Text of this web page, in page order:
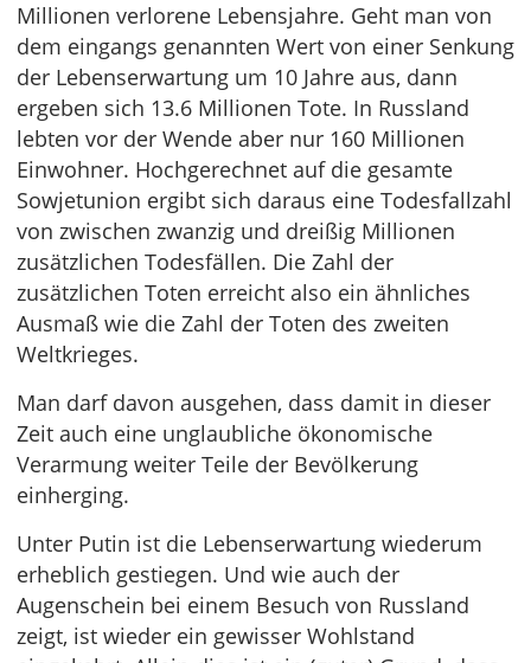
Millionen verlorene Lebensjahre. Geht man von
dem eingangs genannten Wert von einer Senkung
der Lebenserwartung um 10 Jahre aus, dann
ergeben sich 13.6 Millionen Tote. In Russland
lebten vor der Wende aber nur 160 Millionen
Einwohner. Hochgerechnet auf die gesamte
Sowjetunion ergibt sich daraus eine Todesfallzahl
von zwischen zwanzig und dreißig Millionen
zusätzlichen Todesfällen. Die Zahl der
zusätzlichen Toten erreicht also ein ähnliches
Ausmaß wie die Zahl der Toten des zweiten
Weltkrieges.
Man darf davon ausgehen, dass damit in dieser
Zeit auch eine unglaubliche ökonomische
Verarmung weiter Teile der Bevölkerung
einherging.
Unter Putin ist die Lebenserwartung wiederum
erheblich gestiegen. Und wie auch der
Augenschein bei einem Besuch von Russland
zeigt, ist wieder ein gewisser Wohlstand